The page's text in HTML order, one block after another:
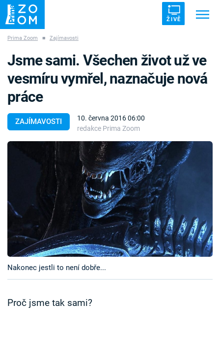
ŽIVĚ
ZÁHADY VETŘELCI DÁVNOVĚKU
Témata
TV Program
Časopis
Sledujte prima+
Prima Zoom ■ Zajímavosti
ZAJÍMAVOSTI
10. června 2016 06:00
redakce Prima Zoom
Jsme sami. Všechen život už ve
vesmíru vymřel, naznačuje nová
práce
Nakonec jestli to není dobře...
Proč jsme tak sami?